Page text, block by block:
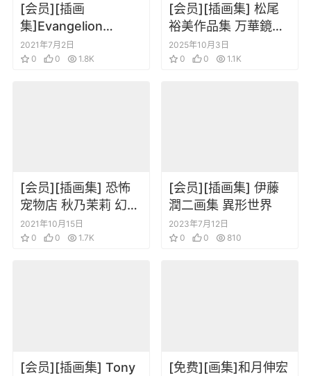
[会员][插画
集]Evangelion
3.0+1.0 Extra
Magazine
2021年7月2日
0
0 1.8K
[会员][插画集] 松尾
裕美作品集 万華鏡の
庭
2025年10月3日
0
0 1.1K
[会员][插画集] 恐怖
宠物店 秋乃茉莉 幻华
宵月插画集
2021年10月15日
0
0 1.7K
[会员][插画集] 伊藤
潤二画集 異形世界
2023年7月12日
0
0 810
[会员][插画集] Tony
[免费][画集]和月伸宏